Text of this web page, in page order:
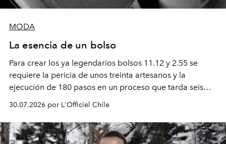
MODA
La esencia de un bolso
Para crear los ya legendarios bolsos 11.12 y 2.55 se
requiere la pericia de unos treinta artesanos y la
ejecución de 180 pasos en un proceso que tarda seis
semanas. Los expertos ponen en práctica una técnica
que se enseña solamente en la escuela de formación de
los Ateliers de Verneuil.
30.07.2026 por L'Officiel Chile